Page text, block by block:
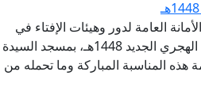
العامة لدور وهيئات الإفتاء في
العالم، مساء اليوم الإثنين، احتفال وزارة الأوقاف بمناسبة حلول العام الهجري الجديد 1448هـ، بمسجد السيدة
المناسبة المباركة وما تحمله من